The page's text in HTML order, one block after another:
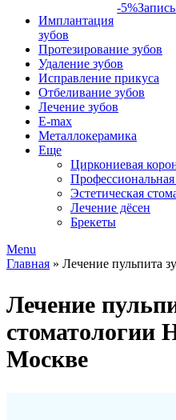
-5%
Имплантация
зубов
Протезирование зубов
Удаление зубов
Исправление прикуса
Отбеливание зубов
Лечение зубов
E-max
Металлокерамика
Еще
Циркониевая
Профессиональная
Эстетическая
Лечение дёсен
Брекеты
Menu
Главная » Лечение пульпита
Лечение
Москве